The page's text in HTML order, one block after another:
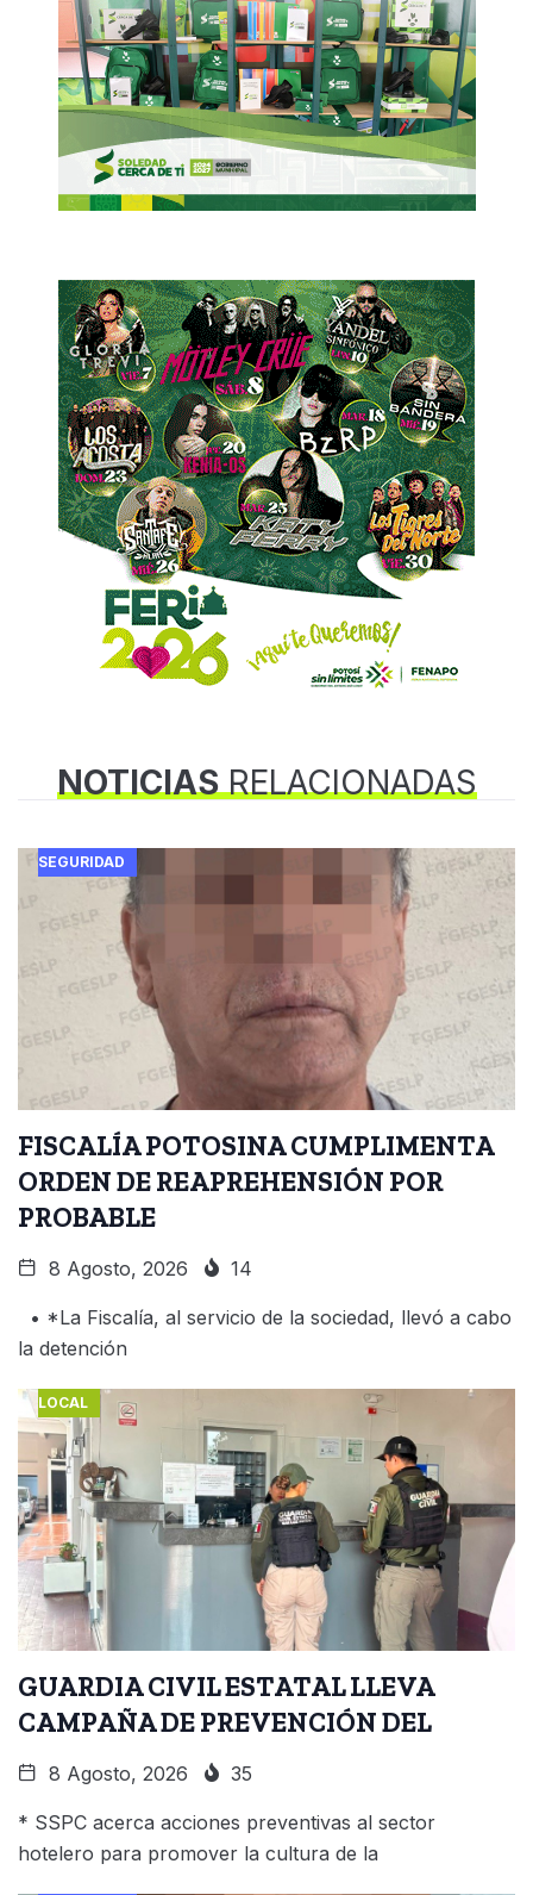
NOTICIASRELACIONADAS
SEGURIDAD
FISCALÍA POTOSINA CUMPLIMENTA
ORDEN DE REAPREHENSIÓN POR
PROBABLE
8 Agosto, 2026 14
• *La Fiscalía, al servicio de la sociedad, llevó a cabo
la detención
LOCAL
GUARDIA CIVIL ESTATAL LLEVA
CAMPAÑA DE PREVENCIÓN DEL
8 Agosto, 2026 35
* SSPC acerca acciones preventivas al sector
hotelero para promover la cultura de la